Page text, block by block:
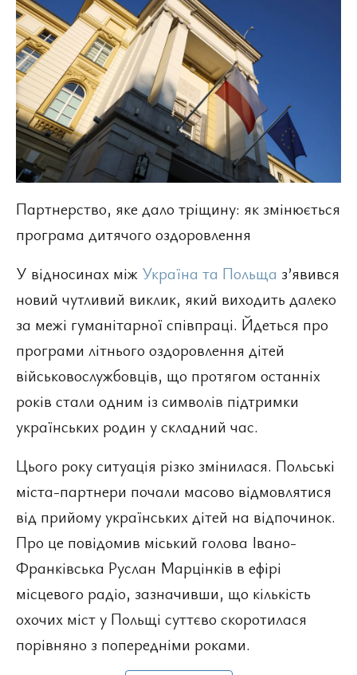
Партнерство, яке дало тріщину: як змінюється
програма дитячого оздоровлення
У відносинах між Україна та Польща з’явився
новий чутливий виклик, який виходить далеко
за межі гуманітарної співпраці. Йдеться про
програми літнього оздоровлення дітей
військовослужбовців, що протягом останніх
років стали одним із символів підтримки
українських родин у складний час.
Цього року ситуація різко змінилася. Польські
міста-партнери почали масово відмовлятися
від прийому українських дітей на відпочинок.
Про це повідомив міський голова Івано-
Франківська Руслан Марцінків в ефірі
місцевого радіо, зазначивши, що кількість
охочих міст у Польщі суттєво скоротилася
порівняно з попередніми роками.